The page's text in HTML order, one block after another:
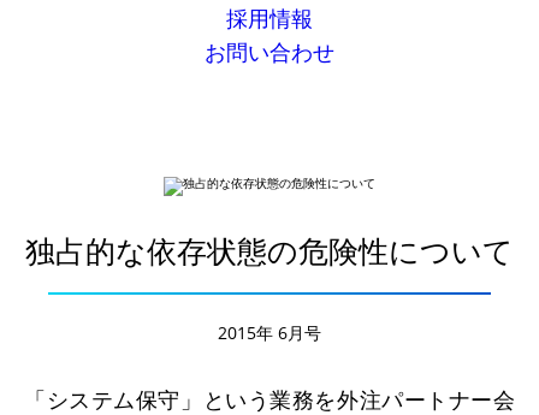
採用情報
お問い合わせ
独占的な依存状態の危険性について
2015年 6月号
「システム保守」という業務を外注パートナー会